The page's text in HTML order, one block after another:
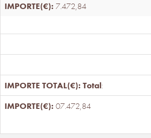
7.472,84
Total:
07.472,84